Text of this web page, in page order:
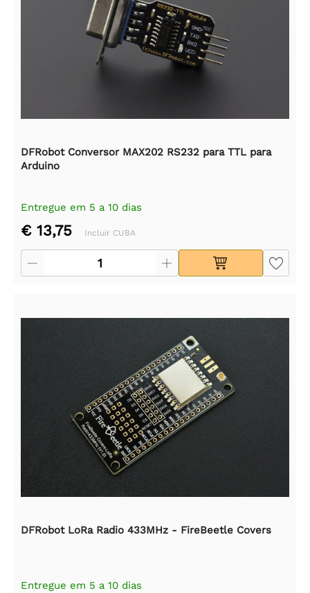
DFRobot Conversor MAX202 RS232 para TTL para
Arduino
Entregue em 5 a 10 dias
€ 13,75 Incluir CUBA
DFRobot LoRa Radio 433MHz - FireBeetle Covers
Entregue em 5 a 10 dias